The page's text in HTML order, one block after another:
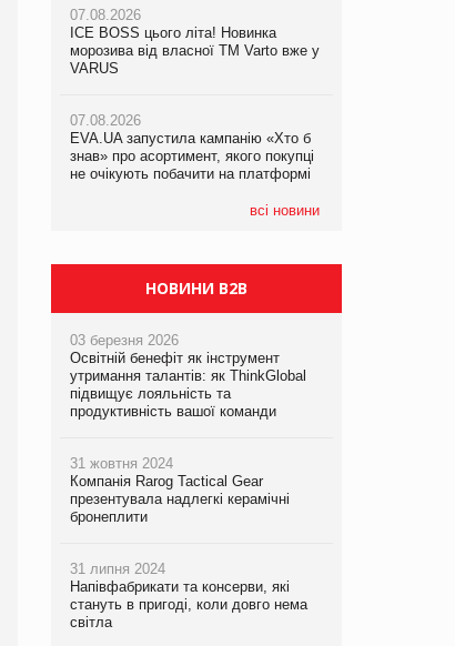
07.08.2026
ICE BOSS цього літа! Новинка
морозива від власної ТМ Varto вже у
VARUS
07.08.2026
EVA.UA запустила кампанію «Хто б
знав» про асортимент, якого покупці
не очікують побачити на платформі
всі новини
06.08.2026
Смачна новинка для хвостатих: у
VARUS з’явилися паучі Varto Paw
05.08.2026
Мережа супермаркетів VARUS купує
мережу магазинів формату
компанія налічуватиме 374 магазини
07.08.2026
Франція заборонила рекламні дзвінки
НОВИНИ B2B
03 березня 2026
Освітній бенефіт як інструмент
утримання талантів: як ThinkGlobal
підвищує лояльність та
продуктивність вашої команди
31 жовтня 2024
Компанія Rarog Tactical Gear
презентувала надлегкі керамічні
бронеплити
31 липня 2024
Напівфабрикати та консерви, які
стануть в пригоді, коли довго нема
світла